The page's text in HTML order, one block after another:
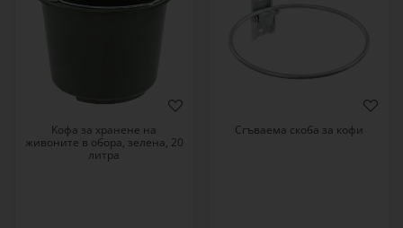
Kофа за хранене на
живоните в обора, зелена, 20
литра
Сгъваема скоба за кофи